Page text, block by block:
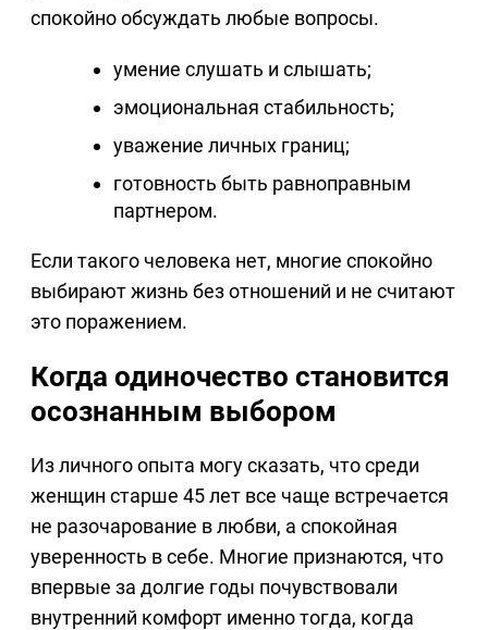
спокойно обсуждать любые вопросы.
умение слушать и слышать;
эмоциональная стабильность;
уважение личных границ;
готовность быть равноправным
партнером.
Если такого человека нет, многие спокойно
выбирают жизнь без отношений и не считают
это поражением.
Когда одиночество становится
осознанным выбором
Из личного опыта могу сказать, что среди
женщин старше 45 лет все чаще встречается
не разочарование в любви, а спокойная
уверенность в себе. Многие признаются, что
впервые за долгие годы почувствовали
внутренний комфорт именно тогда, когда